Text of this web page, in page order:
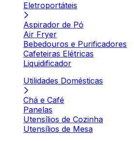
Eletroportáteis
Aspirador de Pó
Air Fryer
Bebedouros e Purificadores
Cafeteiras Elétricas
Liquidificador
Utilidades Domésticas
Chá e Café
Panelas
Utensílios de Cozinha
Utensílios de Mesa